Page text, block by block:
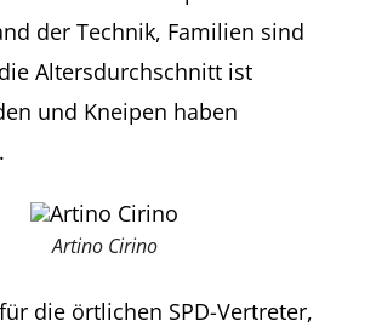
der Technik, Familien sind
Altersdurchschnitt ist
und Kneipen haben
Artino Cirino
die örtlichen SPD-Vertreter,